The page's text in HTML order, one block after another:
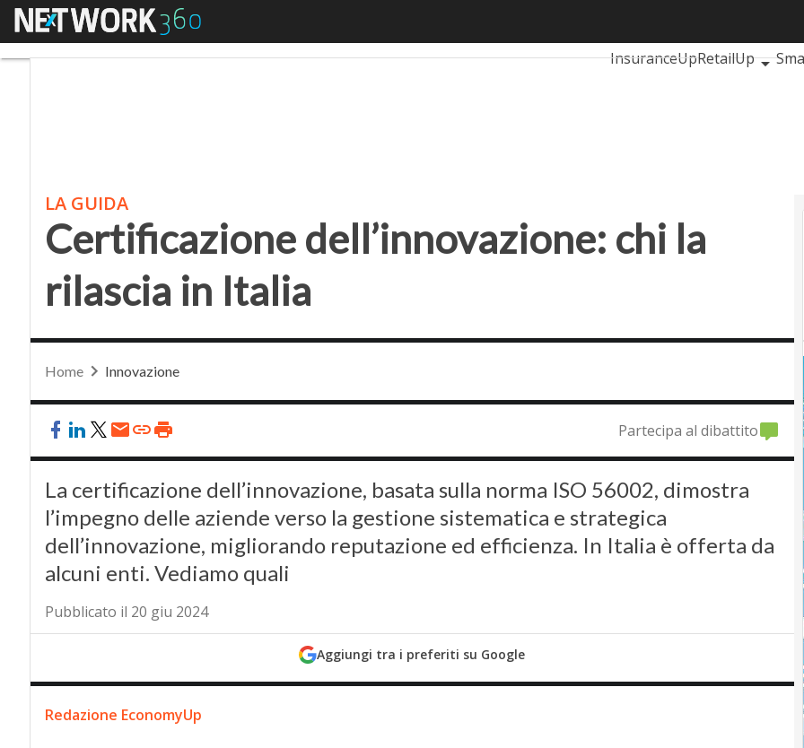
Menu
InsuranceUpRetailUp
LA GUIDA
Certificazione dell’innovazione: chi la
rilascia in Italia
Home Innovazione
Partecipa al dibattito
La certificazione dell’innovazione, basata sulla norma ISO 56002, dimostra
l’impegno delle aziende verso la gestione sistematica e strategica
dell’innovazione, migliorando reputazione ed efficienza. In Italia è offerta da
alcuni enti. Vediamo quali
Pubblicato il 20 giu 2024
Aggiungi tra i preferiti su Google
Redazione EconomyUp